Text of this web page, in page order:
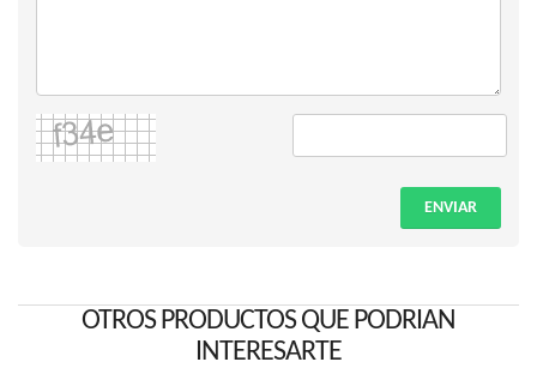
ENVIAR
OTROS PRODUCTOS QUE PODRIAN
INTERESARTE